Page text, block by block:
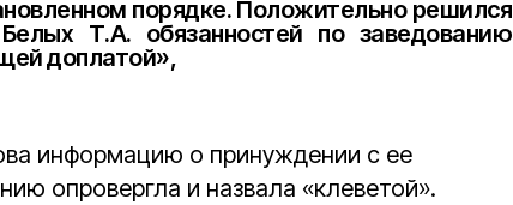
порядке. Положительно решился
Т.А. обязанностей по заведованию
доплатой»,
информацию о принуждении с ее
опровергла и назвала «клеветой».